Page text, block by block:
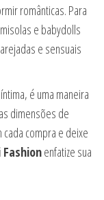
românticas. Para
e babydolls
e sensuais
é uma maneira
dimensões de
cada compra e deixe
enfatize sua